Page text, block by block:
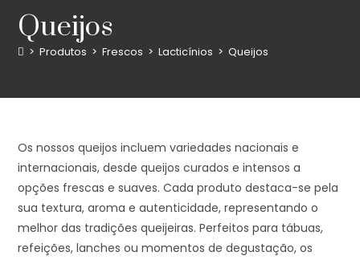
Queijos
> Produtos > Frescos > Lacticínios > Queijos
Os nossos queijos incluem variedades nacionais e
internacionais, desde queijos curados e intensos a
opções frescas e suaves. Cada produto destaca-se pela
sua textura, aroma e autenticidade, representando o
melhor das tradições queijeiras. Perfeitos para tábuas,
refeições, lanches ou momentos de degustação, os